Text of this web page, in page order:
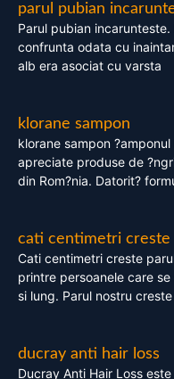
parul pubian
Parul pubian
confrunta odata cu
alb era asociat cu varsta
klorane sampon
klorane sampon
apreciate produse de
din Rom?nia. Datorit?
cati centimetri creste
Cati centimetri creste
printre persoanele care
si lung. Parul nostru creste
ducray anti hair loss
Ducray Anti Hair Loss